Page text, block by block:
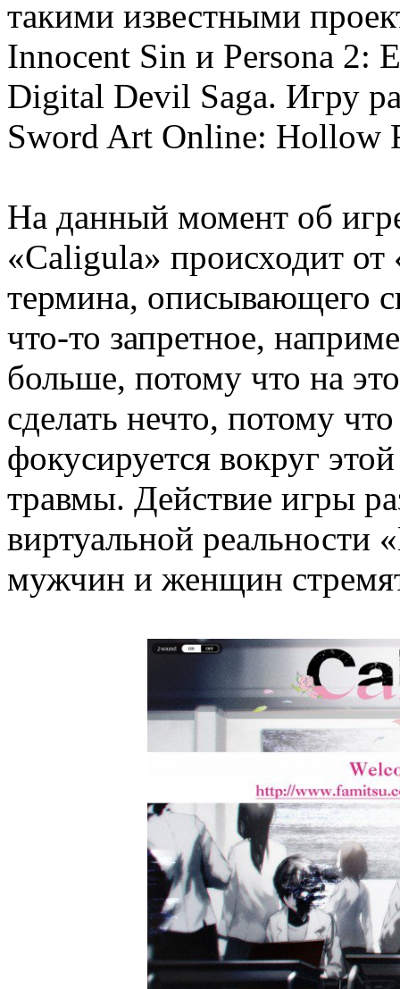
такими известными
Innocent Sin и Persona 2:
Digital Devil Saga. Игру
Sword Art Online: Hollow
На данный момент об
«Caligula» происходит
термина, описывающего
что-то запретное,
больше, потому что на
сделать нечто, потому
фокусируется вокруг
травмы. Действие игры
виртуальной
мужчин и женщин